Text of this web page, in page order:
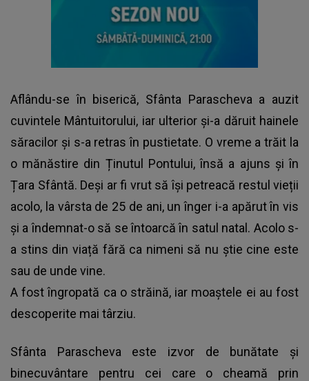
Aflându-se în biserică, Sfânta Parascheva a auzit
cuvintele Mântuitorului, iar ulterior și-a dăruit hainele
săracilor și s-a retras în pustietate. O vreme a trăit la
o mănăstire din Ținutul Pontului, însă a ajuns și în
Țara Sfântă. Deși ar fi vrut să își petreacă restul vieții
acolo, la vârsta de 25 de ani, un înger i-a apărut în vis
și a îndemnat-o să se întoarcă în satul natal. Acolo s-
a stins din viață fără ca nimeni să nu știe cine este
sau de unde vine.
A fost îngropată ca o străină, iar moaștele ei au fost
descoperite mai târziu.
Sfânta Parascheva este izvor de bunătate și
binecuvântare pentru cei care o cheamă prin